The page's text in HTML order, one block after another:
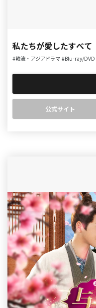
私たちが愛したすべて
#韓流・アジアドラマ #Blu-ray/DVD
公式サイト